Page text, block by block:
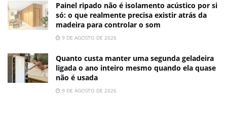
Painel ripado não é isolamento acústico por si
só: o que realmente precisa existir atrás da
madeira para controlar o som
9 DE AGOSTO DE 2026
Quanto custa manter uma segunda geladeira
ligada o ano inteiro mesmo quando ela quase
não é usada
9 DE AGOSTO DE 2026